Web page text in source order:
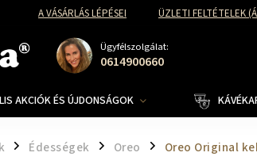
A VÁSÁRLÁS LÉPÉSEI ÜZLETI FELTÉTELEK
Ügyfélszolgálat:
0614900660
AKCIÓK ÉS ÚJDONSÁGOK
/ Édességek / Oreo / Oreo Original